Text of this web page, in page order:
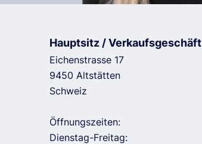
Hauptsitz / Verkaufsgeschäft
Eichenstrasse 17
9450 Altstätten
Schweiz
Öffnungszeiten:
Dienstag-Freitag: